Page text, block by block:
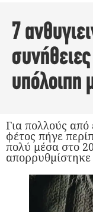
7
υπόλοιπη
Για πολλούς
φέτος πήγε
πολύ μέσα στο
απορρυθμίστηκε